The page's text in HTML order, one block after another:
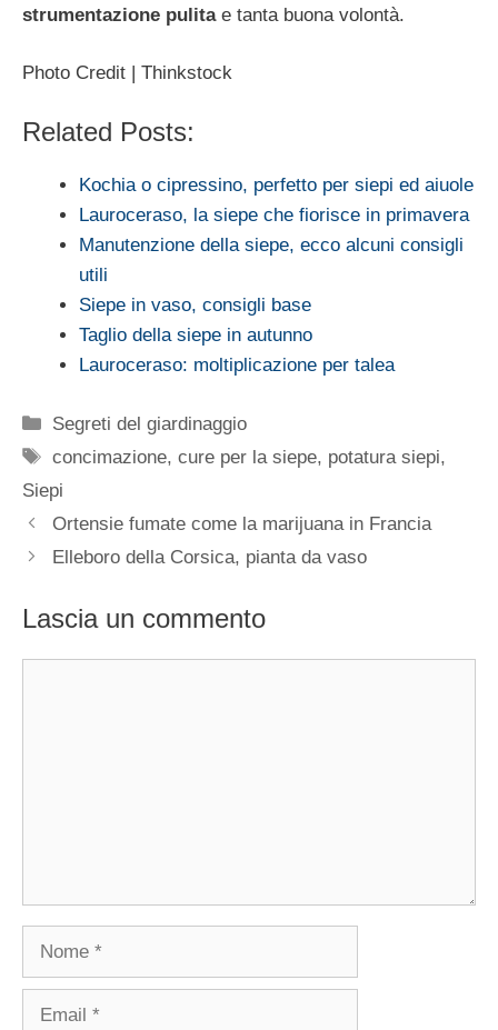
strumentazione pulitae tanta buona volontà.
Photo Credit | Thinkstock
Related Posts:
Kochia o cipressino, perfetto per siepi ed aiuole
Lauroceraso, la siepe che fiorisce in primavera
Manutenzione della siepe, ecco alcuni consigli
utili
Siepe in vaso, consigli base
Taglio della siepe in autunno
Lauroceraso: moltiplicazione per talea
Categorie
Segreti del giardinaggio
Tag
concimazione,cure per la siepe, potatura siepi,
Siepi
Ortensie fumate come la marijuana in Francia
Elleboro della Corsica, pianta da vaso
Lascia un commento